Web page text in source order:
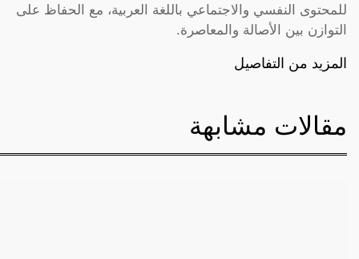
للمحتوى النفسي والاجتماعي باللغة العربية، مع الحفاظ على
التوازن بين الأصالة والمعاصرة.
المزيد من التفاصيل
مقالات مشابهة